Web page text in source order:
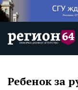
Ребенок за